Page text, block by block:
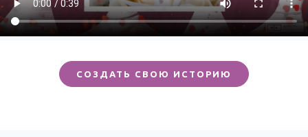
СОЗДАТЬ СВОЮ ИСТОРИЮ